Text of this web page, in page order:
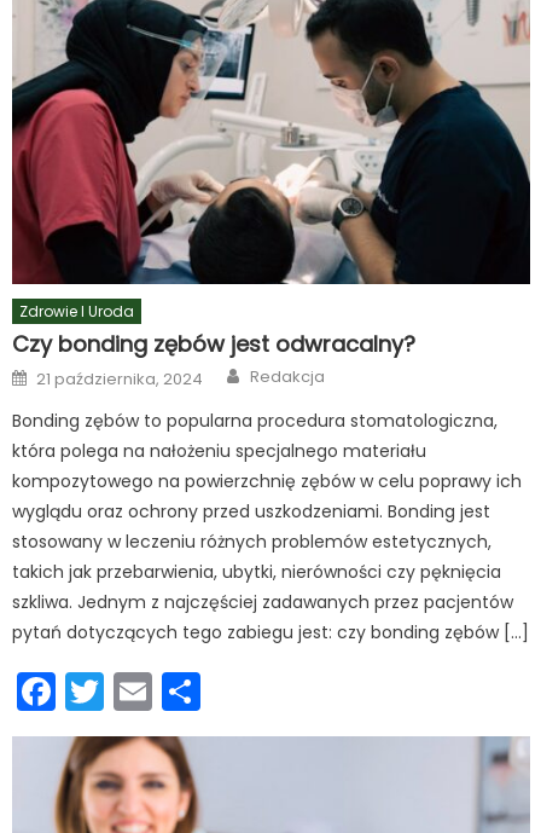
Zdrowie I Uroda
Czy bonding zębów jest odwracalny?
Posted
on
21 października, 2024 Author
Redakcja
Bonding zębów to popularna procedura stomatologiczna,
która polega na nałożeniu specjalnego materiału
kompozytowego na powierzchnię zębów w celu poprawy ich
wyglądu oraz ochrony przed uszkodzeniami. Bonding jest
stosowany w leczeniu różnych problemów estetycznych,
takich jak przebarwienia, ubytki, nierówności czy pęknięcia
szkliwa. Jednym z najczęściej zadawanych przez pacjentów
pytań dotyczących tego zabiegu jest: czy bonding zębów […]
Facebook
Twitter
Email
się